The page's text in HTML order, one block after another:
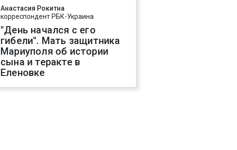
Анастасия Рокитна
корреспондент РБК-Украина
"День начался с его
гибели". Мать защитника
Мариуполя об истории
сына и теракте в
Еленовке